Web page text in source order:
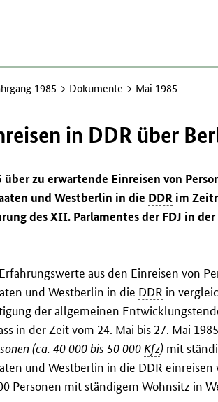
1985 Dokumente Mai 1985
in DDR über
zu erwartende Einreisen von
und Westberlin in die DDR im
des XII. Parlamentes derFDJ in
aus den Einreisen von
und Westberlin in die DDR in
der allgemeinen
in der Zeit vom 24. Mai bis 27. Mai
(ca. 40 000 bis 50 000 Kfz) mit
und Westberlin in die DDR einreisen
Personen mit ständigem Wohnsitz in